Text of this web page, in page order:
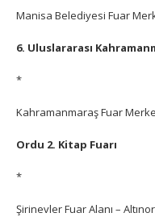
Manisa Belediyesi Fuar
6. Uluslararası
*
Kahramanmaraş Fuar
Ordu 2. Kitap Fuarı
*
Şirinevler Fuar Alanı –